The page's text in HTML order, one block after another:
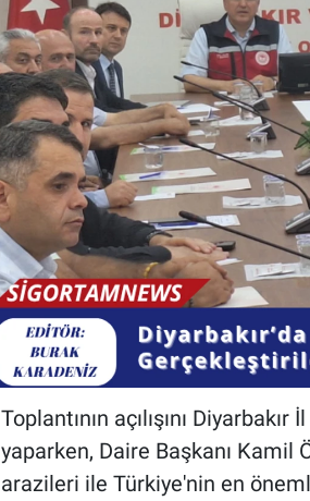
Toplantının açılışını
yaparken, Daire Başkanı Kamil
arazileri ile Türkiye'nin en